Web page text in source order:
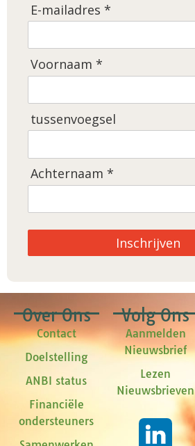
E-mailadres *
Voornaam *
tussenvoegsel
Achternaam *
Inschrijven
Over Ons
Contact
Doelstelling
ANBI status
Financiële
ondersteuners
Volg Ons
Aanmelden
Nieuwsbrief
Lezen
Nieuwsbrieven